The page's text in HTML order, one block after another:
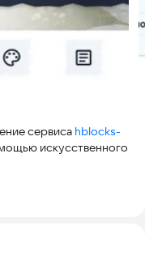
сервиса hblocks-
искусственного